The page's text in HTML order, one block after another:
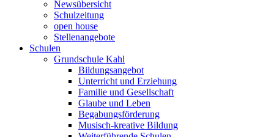
Newsübersicht
Schulzeitung
open house
Stellenangebote
Schulen
Grundschule Kahl
Bildungsangebot
Unterricht und Erziehung
Familie und Gesellschaft
Glaube und Leben
Begabungsförderung
Musisch-kreative Bildung